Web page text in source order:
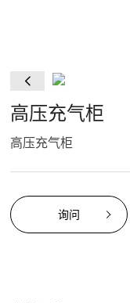
高压充气柜
高压充气柜
询问